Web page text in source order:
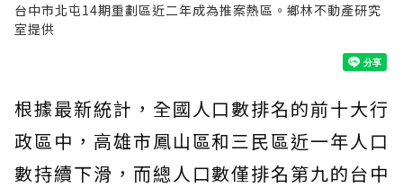
台中市北屯14期重劃區近二年成為推案熱區。鄉林不動產研究
室提供
根據最新統計，全國人口數排名的前十大行
政區中，高雄市鳳山區和三民區近一年人口
數持續下滑，而總人口數僅排名第九的台中